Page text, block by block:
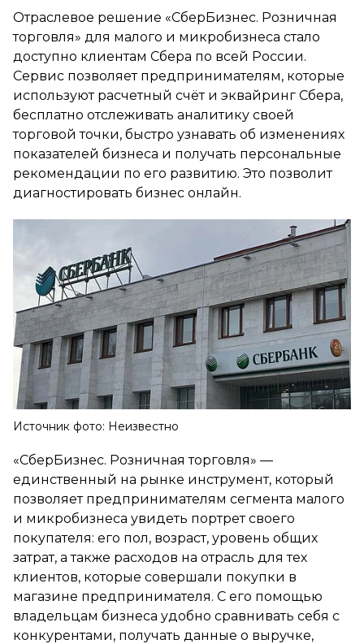
Отраслевое решение «СберБизнес. Розничная
торговля» для малого и микробизнеса стало
доступно клиентам Сбера по всей России.
Сервис позволяет предпринимателям, которые
используют расчетный счёт и эквайринг Сбера,
бесплатно отслеживать аналитику своей
торговой точки, быстро узнавать об изменениях
показателей бизнеса и получать персональные
рекомендации по его развитию. Это позволит
диагностировать бизнес онлайн.
Источник фото: Неизвестно
«СберБизнес. Розничная торговля» —
единственный на рынке инструмент, который
позволяет предпринимателям сегмента малого
и микробизнеса увидеть портрет своего
покупателя: его пол, возраст, уровень общих
затрат, а также расходов на отрасль для тех
клиентов, которые совершали покупки в
магазине предпринимателя. С его помощью
владельцам бизнеса удобно сравнивать себя с
конкурентами, получать данные о выручке,